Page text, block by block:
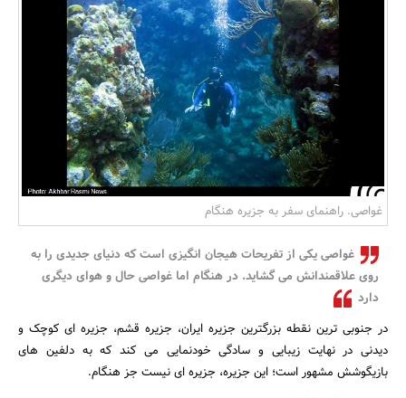
بانک، بیمه و سرمایه
مسکن و ساختمان
غواصی. راهنمای سفر به جزیره هنگام
غواصی یکی از تفریحات هیجان انگیزی است که دنیای جدیدی را به
روی علاقمندانش می گشاید. در هنگام اما غواصی حال و هوای دیگری
دارد
در جنوبی ترین نقطه بزرگترین جزیره ایران، جزیره قشم، جزیره ای کوچک و
دیدنی در نهایت زیبایی و سادگی خودنمایی می کند که به دلفین های
بازیگوشش مشهور است؛ این جزیره، جزیره ای نیست جز هنگام.